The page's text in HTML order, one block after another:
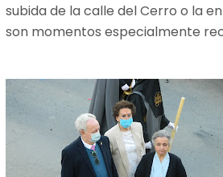
subida de la calle del Cerro o la
son momentos especialmente